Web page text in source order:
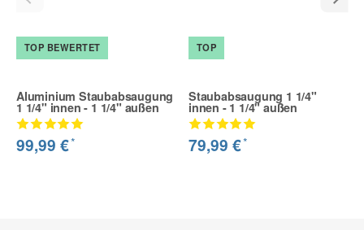
TOP BEWERTET
Aluminium Staubabsaugung
1 1/4" innen - 1 1/4" außen
99,99 €*
TOP
Staubabsaugung 1 1/4"
innen - 1 1/4" außen
79,99 €*